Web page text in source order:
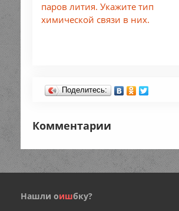
паров лития. Укажите тип
химической связи в них.
Поделитесь:
Комментарии
Нашли оишбку?